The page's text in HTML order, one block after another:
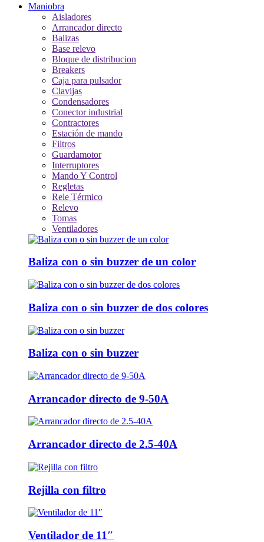
Maniobra
Aisladores
Arrancador directo
Balizas
Base relevo
Bloque de distribucion
Breakers
Caja para pulsador
Clavijas
Condensadores
Conector industrial
Contractores
Estación de mando
Filtros
Guardamotor
Interruptores
Mando Y Control
Regletas
Rele Térmico
Relevo
Tomas
Ventiladores
Baliza con o sin buzzer de un color
Baliza con o sin buzzer de dos colores
Baliza con o sin buzzer
Arrancador directo de 9-50A
Arrancador directo de 2.5-40A
Rejilla con filtro
Ventilador de 11″